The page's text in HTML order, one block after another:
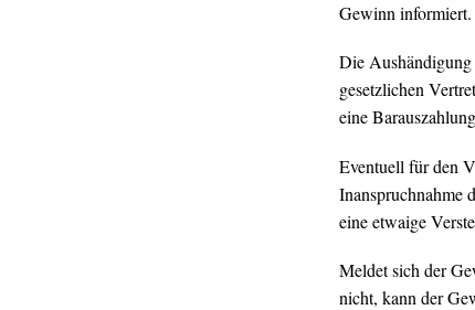
Gewinn informiert.
Die
gesetzlichen
eine
Eventuell für den
Inanspruchnahme
eine etwaige
Meldet sich der
nicht, kann der